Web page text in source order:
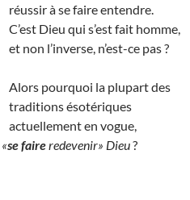
réussir à se faire entendre.
C’est Dieu qui s’est fait homme,
et non l’inverse, n’est-ce pas ?
Alors pourquoi la plupart des
traditions ésotériques
actuellement en vogue,
«se faireredevenir» Dieu?